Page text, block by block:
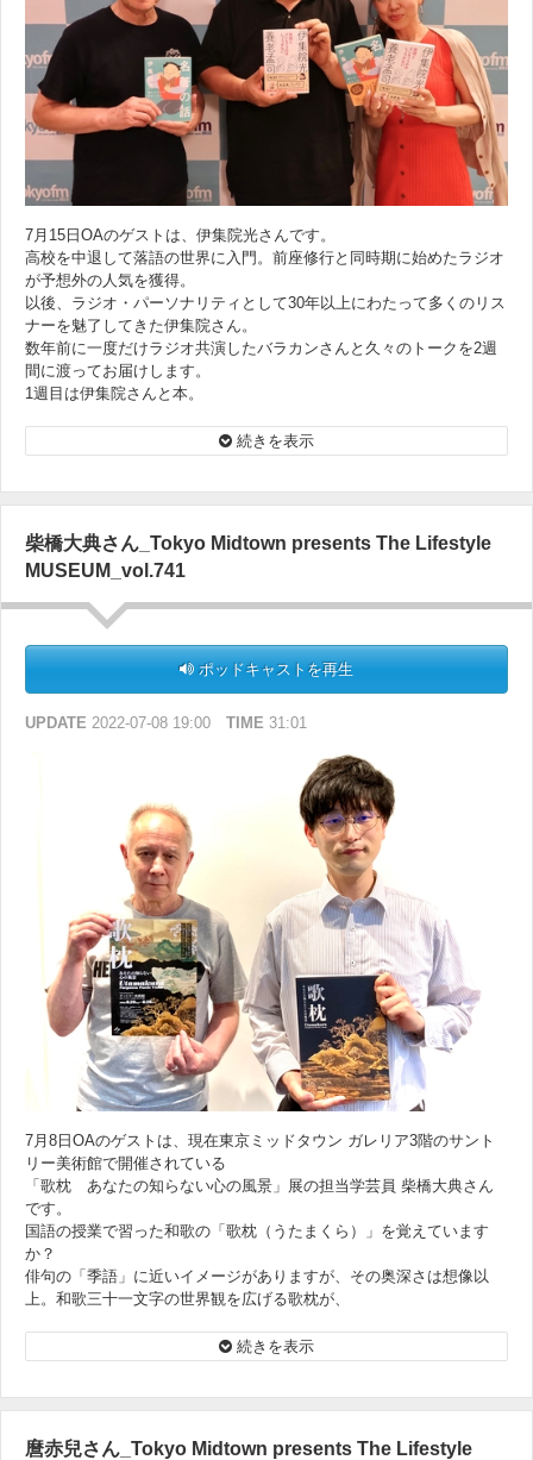
7月15日OAのゲストは、伊集院光さんです。
高校を中退して落語の世界に入門。前座修行と同時期に始めたラジオ
が予想外の人気を獲得。
以後、ラジオ・パーソナリティとして30年以上にわたって多くのリス
ナーを魅了してきた伊集院さん。
数年前に一度だけラジオ共演したバラカンさんと久々のトークを2週
間に渡ってお届けします。
1週目は伊集院さんと本。
との対談本『世間とズレちゃうのはしょうがない』（20 年刊）の2冊
を中心に、伊集院さんと本の向き合い方をたっぷり伺います
ます）。
続きを表示
柴橋大典さん_Tokyo Midtown presents The Lifestyle
MUSEUM_vol.741
ポッドキャストを再生
UPDATE 2022-07-08 19:00 TIME 31:01
7月8日OAのゲストは、現在東京ミッドタウン ガレリア3階のサント
リー美術館で開催されている
「歌枕 あなたの知らない心の風景」展の担当学芸員 柴橋大典さん
です。
国語の授業で習った和歌の「歌枕（うたまくら）」を覚えています
か？
俳句の「季語」に近いイメージがありますが、その奥深さは想像以
上。和歌三十一文字の世界観を広げる歌枕が、
情緒あふれる世界観をご紹介いただきます。
続きを表示
麿赤兒さん_Tokyo Midtown presents The Lifestyle